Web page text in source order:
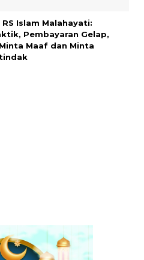
Islam Malahayati:
Pembayaran Gelap,
Maaf dan Minta